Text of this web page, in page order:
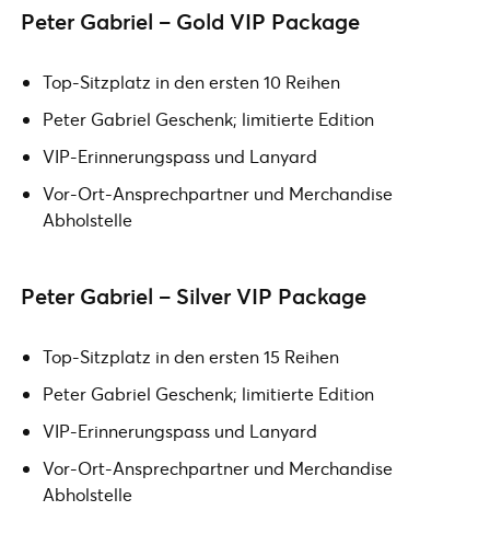
Peter Gabriel – Gold VIP Package
Top-Sitzplatz in den ersten 10 Reihen
Peter Gabriel Geschenk; limitierte Edition
VIP-Erinnerungspass und Lanyard
Vor-Ort-Ansprechpartner und Merchandise
Abholstelle
Peter Gabriel – Silver VIP Package
Top-Sitzplatz in den ersten 15 Reihen
Peter Gabriel Geschenk; limitierte Edition
VIP-Erinnerungspass und Lanyard
Vor-Ort-Ansprechpartner und Merchandise
Abholstelle